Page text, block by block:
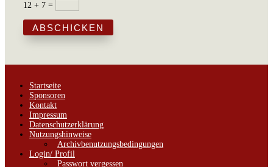
12 + 7 =
ABSCHICKEN
Startseite
Sponsoren
Kontakt
Impressum
Datenschutzerklärung
Nutzungshinweise
Archivbenutzungsbedingungen
Login/ Profil
Passwort vergessen